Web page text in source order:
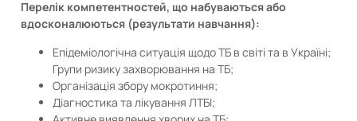
Перелік компетентностей, що набуваються або
вдосконалюються (результати навчання):
Епідеміологічна ситуація щодо ТБ в світі та в Україні;
Групи ризику захворювання на ТБ;
Організація збору мокротиння;
Діагностика та лікування ЛТБІ;